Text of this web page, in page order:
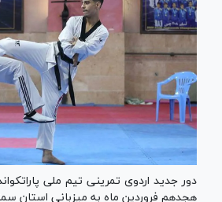
دور جدید اردوی تمرینی تیم ملی
هجدهم فروردین ماه به میزبانی استان